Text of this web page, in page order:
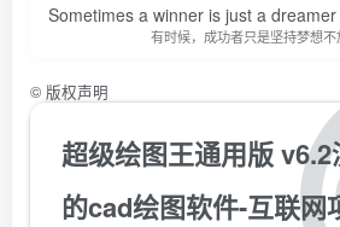
Sometimes a winner is just a
有时候，成功者只是坚持梦想不
© 版权声明
超级绘图王通用版
的cad绘图软件-互联网